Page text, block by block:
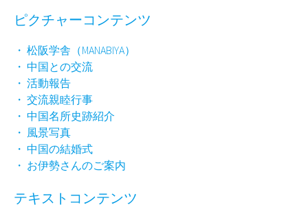
ピクチャーコンテンツ
・ 松阪学舎（MANABIYA）
・ 中国との交流
・ 活動報告
・ 交流親睦行事
・ 中国名所史跡紹介
・ 風景写真
・ 中国の結婚式
・ お伊勢さんのご案内
テキストコンテンツ